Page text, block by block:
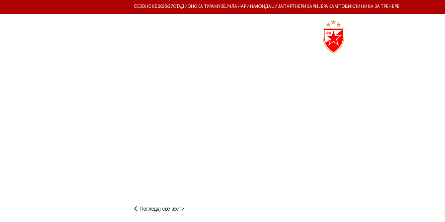
СЕЗОНСКЕ 2026/27СТАДИОНСКА ТУРА МУЗЕЈ ЧЛАНАРИНАФОНДАЦИЈА ПАРТНЕРИ КАРИЈЕРА КАМПОВИ КЛИНИКА ЗА ТРЕНЕРЕ
Погледај све вести